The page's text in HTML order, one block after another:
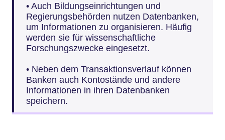
• Auch Bildungseinrichtungen und
Regierungsbehörden nutzen Datenbanken,
um Informationen zu organisieren. Häufig
werden sie für wissenschaftliche
Forschungszwecke eingesetzt.
• Neben dem Transaktionsverlauf können
Banken auch Kontostände und andere
Informationen in ihren Datenbanken
speichern.